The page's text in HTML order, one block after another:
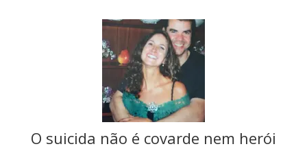
O suicida não é covarde nem herói